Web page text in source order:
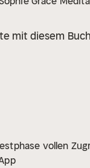
till är
att det är
kan göra att
och förståelse för
mit diesem
vollen